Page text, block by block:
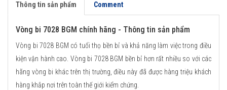
Thông tin sản phẩm Comment
Vòng bi 7028 BGM chính hãng - Thông tin sản phẩm
Vòng bi 7028 BGM có tuổi thọ bền bỉ và khả năng làm việc trong điều
kiện vận hành cao. Vòng bi 7028 BGM bền bỉ hơn rất nhiều so với các
hãng vòng bi khác trên thị trường, điều này đã được hàng triệu khách
hàng khắp nơi trên toàn thế giới kiểm chứng.